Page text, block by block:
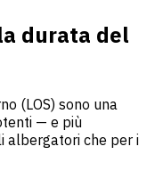
durata del
(LOS) sono una
— e più
albergatori che per i